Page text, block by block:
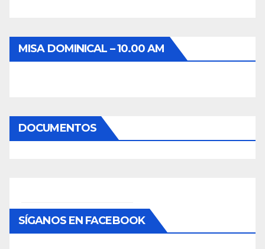
MISA DOMINICAL – 10.00 AM
DOCUMENTOS
SÍGANOS EN FACEBOOK